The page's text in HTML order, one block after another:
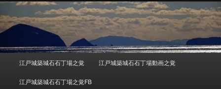
動
江戸城築城石石丁場之覚 江戸城築城石石丁場動画之覚
江戸城築城石石丁場之覚FB